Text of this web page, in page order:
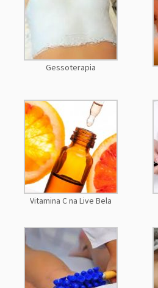
Gessoterapia
Vitamina C na Live Bela